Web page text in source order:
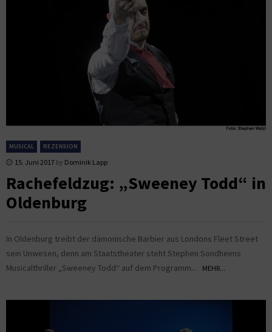
MUSICAL REZENSION
15. Juni 2017 by Dominik Lapp
Rachefeldzug: „Sweeney Todd“ in
Oldenburg
In Oldenburg treibt der dämonische Barbier aus Londons Fleet Street
sein Unwesen, denn am Staatstheater steht Stephen Sondheims
Musicalthriller „Sweeney Todd“ auf dem Programm...
MEHR...